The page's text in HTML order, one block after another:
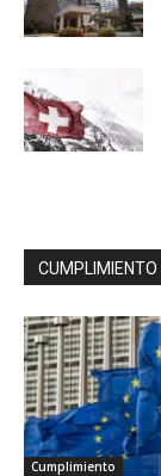
CUMPLIMIENTO
Cumplimiento